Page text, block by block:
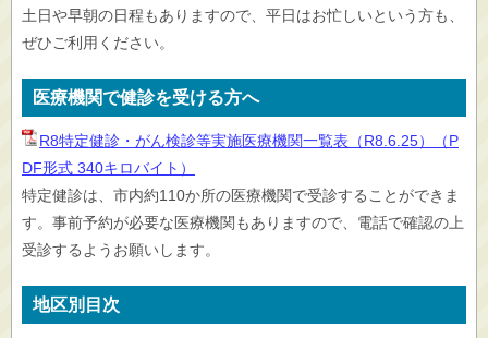
土日や早朝の日程もありますので、平日はお忙しいという方も、
ぜひご利用ください。
医療機関で健診を受ける方へ
R8特定健診・がん検診等実施医療機関一覧表（R8.6.25）（P
DF形式 340キロバイト）
特定健診は、市内約110か所の医療機関で受診することができま
す。事前予約が必要な医療機関もありますので、電話で確認の上
受診するようお願いします。
地区別目次